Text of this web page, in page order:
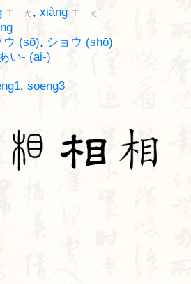
ㄒㄧㄤ , xiàng ㄒㄧㄤˋ
ウ (sō), ショウ (shō)
い- (ai-)
, soeng3